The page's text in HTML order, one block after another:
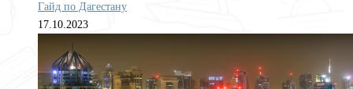
Гайд по Дагестану
17.10.2023